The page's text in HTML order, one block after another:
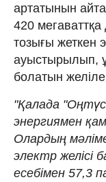
артатынын
420
тозығы жеткен
ауыстырылып,
болатын
"Қалада
энергиямен
Олардың
электр желісі
есебімен 57,3